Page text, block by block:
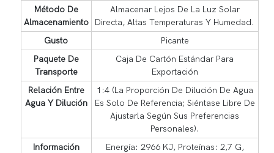
Método De
Almacenamiento
Almacenar Lejos De La Luz Solar
Directa, Altas Temperaturas Y Humedad.
Gusto
Picante
Paquete De
Transporte
Caja De Cartón Estándar Para
Exportación
Relación Entre
Agua Y Dilución
1:4 (La Proporción De Dilución De Agua
Es Solo De Referencia; Siéntase Libre De
Ajustarla Según Sus Preferencias
Personales).
Información
Energía: 2966 KJ, Proteínas: 2,7 G,